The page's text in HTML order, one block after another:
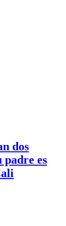
dos
padre es